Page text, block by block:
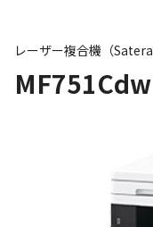
MF751Cdw
レーザー複合機（